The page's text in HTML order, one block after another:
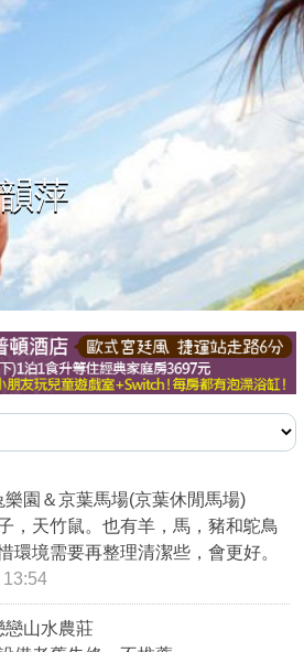
萍
樂園＆京葉馬場(京葉休閒馬場)
，天竹鼠。也有羊，馬，豬和鴕鳥
環境需要再整理清潔些，會更好。
戀山水農莊